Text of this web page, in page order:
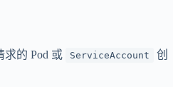
的 Pod 或 ServiceAccount 创